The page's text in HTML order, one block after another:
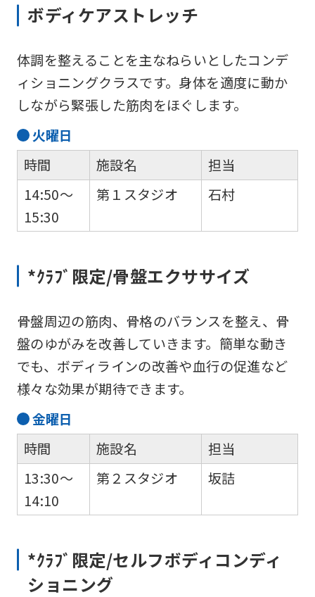
ボディケアストレッチ
体調を整えることを主なねらいとしたコンデ
ィショニングクラスです。身体を適度に動か
しながら緊張した筋肉をほぐします。
火曜日
時間
14:50～
15:30
施設名
第１スタジオ
担当
石村
*ｸﾗﾌﾞ限定/骨盤エクササイズ
骨盤周辺の筋肉、骨格のバランスを整え、骨
盤のゆがみを改善していきます。簡単な動き
でも、ボディラインの改善や血行の促進など
様々な効果が期待できます。
金曜日
時間
13:30～
14:10
施設名
第２スタジオ
担当
坂詰
*ｸﾗﾌﾞ限定/セルフボディコンディ
ショニング
if
use
an
automatic
the
Japanese
version
this
will
be
translated
mechanically,
it
not
an
translation.